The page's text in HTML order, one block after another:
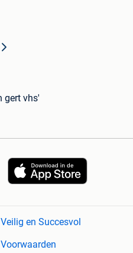
gert vhs'
Veilig en Succesvol
Voorwaarden